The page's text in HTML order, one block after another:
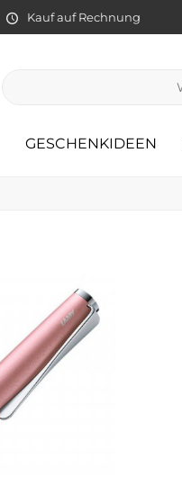
Kauf auf Rechnung
GESCHENKIDEEN